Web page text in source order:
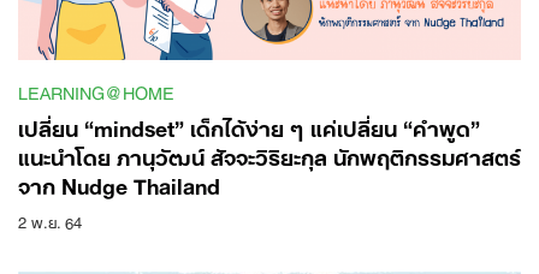
LEARNING@HOME
เปลี่ยน “mindset” เด็กได้ง่าย ๆ แค่เปลี่ยน “คำพูด”
แนะนำโดย ภานุวัฒน์ สัจจะวิริยะกุล นักพฤติกรรมศาสตร์
จาก Nudge Thailand
2 พ.ย. 64